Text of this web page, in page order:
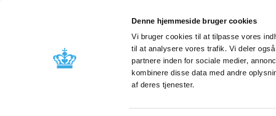
Denne hjemmeside bruger cookies
Vi bruger cookies til at tilpasse vores
til at analysere vores trafik. Vi deler
partnere inden for sociale medier,
kombinere disse data med andre
af deres tjenester.
Godkendelse og
Bivirkninger og
produktinformation